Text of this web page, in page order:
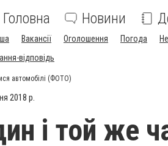
Головна Новини
Вакансії Оголошення Погода
відповідь
автомобілі (ФОТО)
2018 р.
і той же